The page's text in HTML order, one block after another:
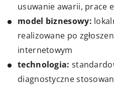
usuwanie awarii, prace
model biznesowy:
realizowane po
internetowym
technologia:
diagnostyczne